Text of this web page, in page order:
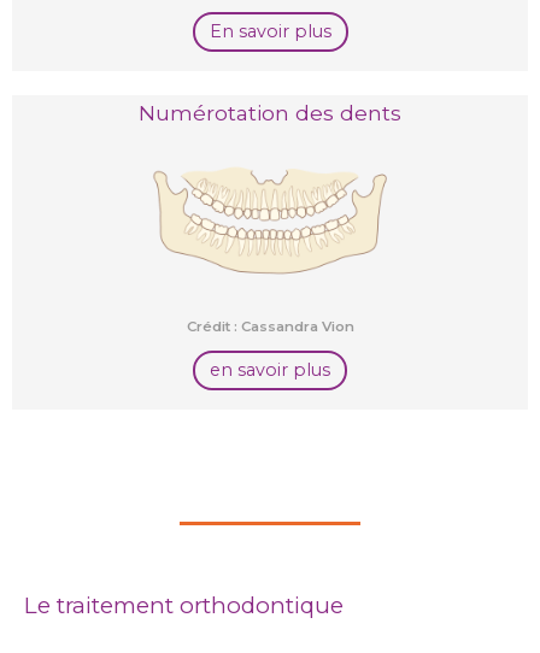
En savoir plus
Numérotation des dents
Crédit : Cassandra Vion
en savoir plus
Le traitement orthodontique